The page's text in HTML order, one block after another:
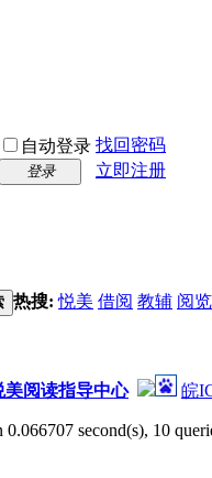
自动登录 找回密码
登录
立即注册
热搜:悦美 借阅 教辅 阅览
美阅读指导中心 皖
0.066707 second(s), 10